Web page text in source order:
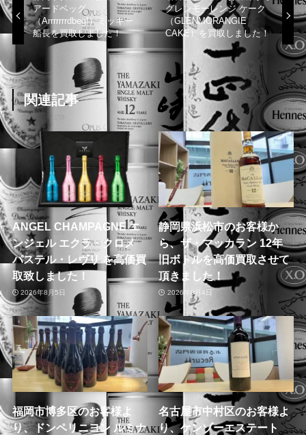
アードベッグ
（Arrrrrrrdbeg!）ミッキー
船長を買取しました！
グレンモーレンジ ケーク
（GLENMORANGIE
CAKE）を買取しました！
関連記事
ANGEL CHAMPAGNE エ
ンジェル エクラ・クロメ
パステル・レヴリ を高価買
取致しました！
2026年8月5日
静岡県浜松市のお客様か
ら、ザ・マッカラン 12年
旧ボトルを高価買取させて
頂きました！
2026年8月4日
福岡市博多区のお客様よ
り、ドンペリニヨン ルミナ
名古屋市中村区のお客様よ
り、ケンゾーエステート